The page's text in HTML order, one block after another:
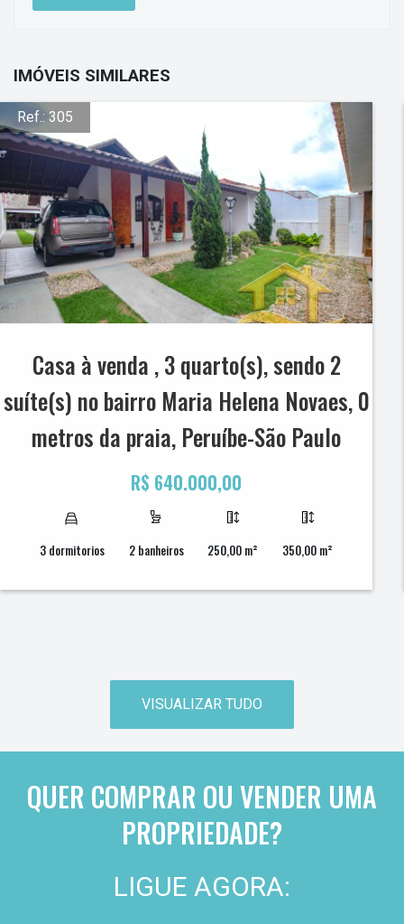
IMÓVEIS SIMILARES
Ref.: 305
Casa à venda , 3 quarto(s), sendo 2
suíte(s) no bairro Maria Helena Novaes, 0
metros da praia, Peruíbe-São Paulo
R$ 640.000,00
3 dormitorios 2 banheiros 250,00 m² 350,00 m²
VISUALIZAR TUDO
QUER COMPRAR OU VENDER UMA
PROPRIEDADE?
LIGUE AGORA: